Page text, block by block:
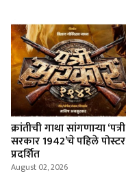
क्रांतीची गाथा सांगणार्‍या ‘पत्री
सरकार 1942’चे पहिले पोस्टर
प्रदर्शित
August 02, 2026